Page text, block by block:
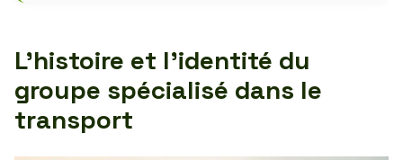
L’histoire et l’identité du
groupe spécialisé dans le
transport